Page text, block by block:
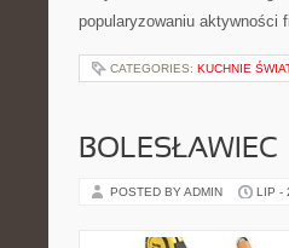
popularyzowaniu
CATEGORIES: KUCHNIE
BOLESŁAWIEC
POSTED BY ADMIN LIP -